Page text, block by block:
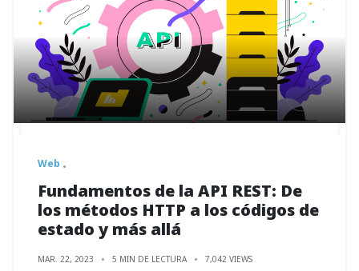
Web
Fundamentos de la API REST: De
los métodos HTTP a los códigos de
estado y más allá
MAR. 22, 2023 5 MIN DE LECTURA 7,042 VIEWS